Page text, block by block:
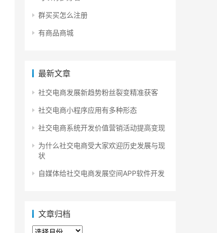
群买买怎么注册
有商品商城
最新文章
社交电商发展新趋势粉丝裂变精准获客
社交电商小程序应用有多种形态
社交电商系统开发价值营销活动提高变现
为什么社交电商受大家欢迎历史发展与现
状
自媒体给社交电商发展空间APP软件开发
文章归档
文